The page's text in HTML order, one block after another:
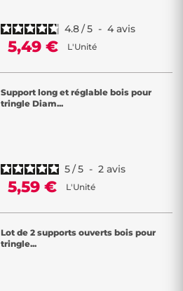
4.8/5 - 4 avis
5,49 € L'Unité
Support long et réglable bois pour
tringle Diam...
5/5 - 2 avis
5,59 € L'Unité
Lot de 2 supports ouverts bois pour
tringle...